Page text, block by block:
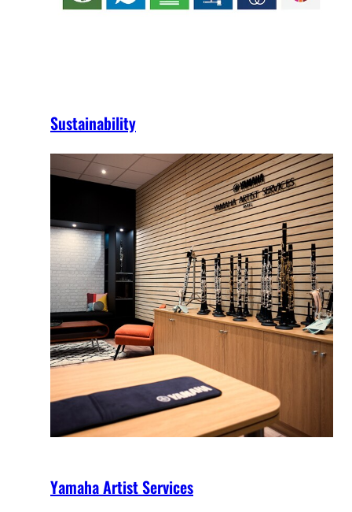
Sustainability
Yamaha Artist Services